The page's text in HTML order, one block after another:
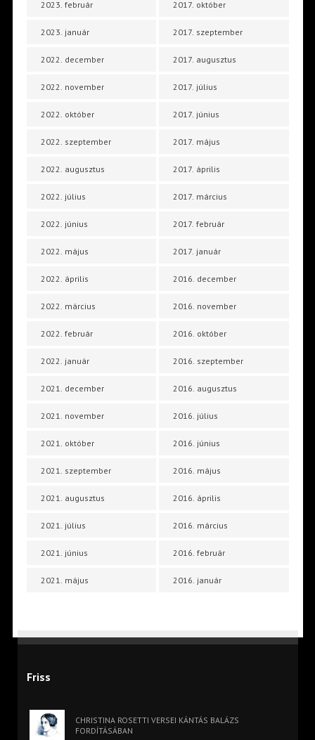
2023. február
2023. január
2022. december
2022. november
2022. október
2022. szeptember
2022. augusztus
2022. július
2022. június
2022. május
2022. április
2022. március
2022. február
2022. január
2021. december
2021. november
2021. október
2021. szeptember
2021. augusztus
2021. július
2021. június
2021. május
2017. október
2017. szeptember
2017. augusztus
2017. július
2017. június
2017. május
2017. április
2017. március
2017. február
2017. január
2016. december
2016. november
2016. október
2016. szeptember
2016. augusztus
2016. július
2016. június
2016. május
2016. április
2016. március
2016. február
2016. január
Friss
CHRISTINA ROSETTI VERSEI KÁNTÁS BALÁZS
FORDÍTÁSÁBAN